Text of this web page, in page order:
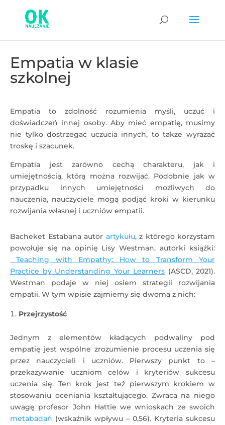
Empatia w klasie
szkolnej
Empatia to zdolność rozumienia myśli, uczuć i
doświadczeń innej osoby. Aby mieć empatię, musimy
nie tylko dostrzegać uczucia innych, to także wyrażać
troskę i szacunek.
Empatia jest zarówno cechą charakteru, jak i
umiejętnością, którą można rozwijać. Podobnie jak w
przypadku innych umiejętności możliwych do
nauczenia, nauczyciele mogą podjąć kroki w kierunku
rozwijania własnej i uczniów empatii.
Bacheket Estabana autor artykułu, z którego korzystam
powołuje się na opinię Lisy Westman, autorki książki:
Teaching with Empathy: How to Transform Your
Practice by Understanding Your Learners (ASCD, 2021).
Westman podaje w niej osiem strategii rozwijania
empatii. W tym wpisie zajmiemy się dwoma z nich:
Przejrzystość
Jednym z elementów kładących podwaliny pod
empatię jest wspólne zrozumienie procesu uczenia się
przez nauczycieli i uczniów. Pierwszy punkt to –
przekazywanie uczniom celów i kryteriów sukcesu
uczenia się. Ten krok jest też pierwszym krokiem w
stosowaniu oceniania kształtującego. Zwraca na niego
uwagę profesor John Hattie we wnioskach ze swoich
metabadań (wskaźnik wpływu – 0,56). Kryteria sukcesu